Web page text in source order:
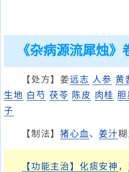
《杂病源流犀烛
【处方】姜远志 人参 黄
生地 白芍 茯苓 陈皮 肉桂 胆
子
【制法】猪心血、姜汁糊
【功能主治】 化痰安神 ，